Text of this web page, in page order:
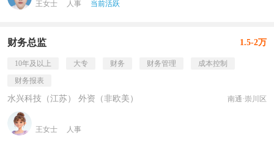
王女士 人事 当前活跃
财务总监 1.5-2万
10年及以上 大专 财务 财务管理
成本控制
财务报表
水兴科技（江苏） 外资（非欧美） 南通·崇川区
王女士 人事